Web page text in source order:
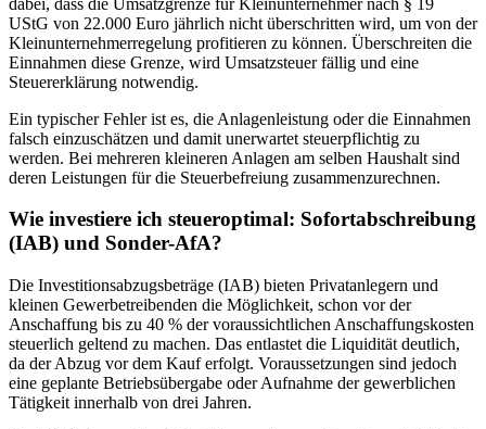
UStG von 22.000 Euro jährlich nicht überschritten wird, um von der
Kleinunternehmerregelung profitieren zu können. Überschreiten die
Einnahmen diese Grenze, wird Umsatzsteuer fällig und eine
Steuererklärung notwendig.
Ein typischer Fehler ist es, die Anlagenleistung oder die Einnahmen
falsch einzuschätzen und damit unerwartet steuerpflichtig zu
werden. Bei mehreren kleineren Anlagen am selben Haushalt sind
deren Leistungen für die Steuerbefreiung zusammenzurechnen.
Wie investiere ich steueroptimal: Sofortabschreibung
(IAB) und Sonder-AfA?
Die Investitionsabzugsbeträge (IAB) bieten Privatanlegern und
kleinen Gewerbetreibenden die Möglichkeit, schon vor der
Anschaffung bis zu 40 % der voraussichtlichen Anschaffungskosten
steuerlich geltend zu machen. Das entlastet die Liquidität deutlich,
da der Abzug vor dem Kauf erfolgt. Voraussetzungen sind jedoch
eine geplante Betriebsübergabe oder Aufnahme der gewerblichen
Tätigkeit innerhalb von drei Jahren.